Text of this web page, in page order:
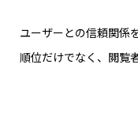
ユーザーとの信頼関係
順位だけでなく、閲覧